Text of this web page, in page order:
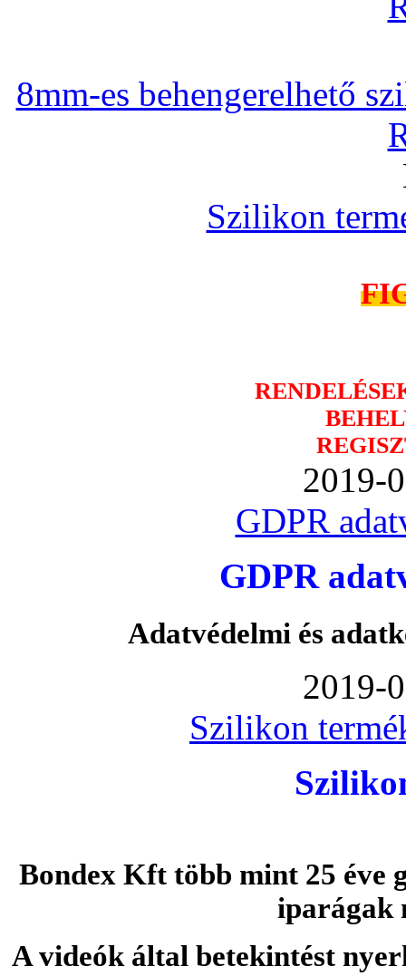
8mm-es behengerelhető
Szilikon
2019-
GDPR
GDPR
Adatvédelmi és
2019-
Szilikon
Bondex Kft több mint 25 éve
iparágak
A videók által betekintést